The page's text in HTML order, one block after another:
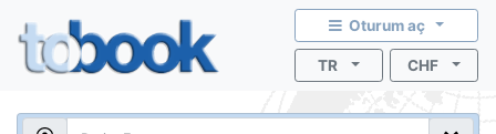
Oturum aç
TR CHF